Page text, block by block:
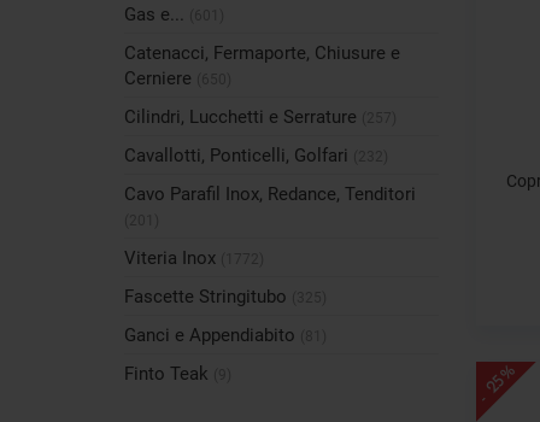
Gas e...
Catenacci, Fermaporte, Chiusure e
Cerniere
Cilindri, Lucchetti e Serrature
Cavallotti, Ponticelli, Golfari
Cavo Parafil Inox, Redance, Tenditori
Viteria Inox
Fascette Stringitubo
Ganci e Appendiabito
Finto Teak - 25%